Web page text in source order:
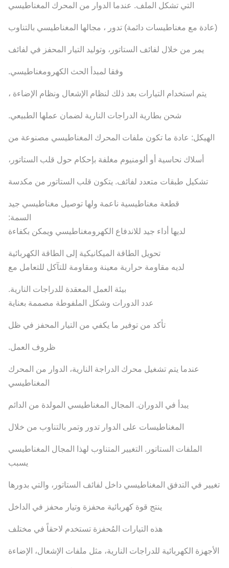
التي تشكل الملف. عندما الدوار من المحرك المغناطيسي
(عادة مع مغناطيسات دائمة) تدور ، مجالها المغناطيسي بالتناوب
يمر من خلال لفائف الستاتور، وتوليد التيار المحفز في لفائف
وفقا لمبدأ الحث الكهرومغناطيسي.
يتم استخدام التيارات بعد ذلك لنظام الإشعال ونظام الإضاءة ،
شحن بطارية الدراجات النارية لضمان عملها الطبيعي.
الهيكل: عادة ما تكون ملفات المحرك المغناطيسي مصنوعة من
أسلاك نحاسية أو ألومنيوم مغلفة بإحكام حول قلب الستاتور،
تشكيل طبقات متعدد لفائف. يتكون قلب الستاتور من مكدسة
قطعة مغناطيسية ناعمة ولها توصيل مغناطيسي جيد
السمة:
لديها أداء جيد للاندفاع الكهرومغناطيسي ويمكن بكفاءة
تحويل الطاقة الميكانيكية إلى الطاقة الكهربائية
لديه مقاومة حرارية معينة ومقاومة للتآكل للتعامل مع
بيئة العمل المعقدة للدراجات النارية.
عدد الدورات وشكل الملفوطة مصممة بعناية
تأكد من توفير ما يكفي من التيار المحفز في ظل
ظروف العمل.
عندما يتم تشغيل محرك الدراجة النارية، الدوار من المحرك
المغناطيسي
يبدأ في الدوران. المجال المغناطيسي المولدة من الدائم
المغناطيسات على الدوار تدور وتمر بالتناوب من خلال
الملفات الستاتور. التغيير المتناوب لهذا المجال المغناطيسي
يسبب
تغيير في التدفق المغناطيسي داخل لفائف الستاتور، والتي بدورها
ينتج قوة كهربائية محفزة وتيار محفز في الداخل
هذه التيارات المُحفزة تستخدم لاحقاً في مختلف
الأجهزة الكهربائية للدراجات النارية، مثل ملفات الإشعال، الإضاءة